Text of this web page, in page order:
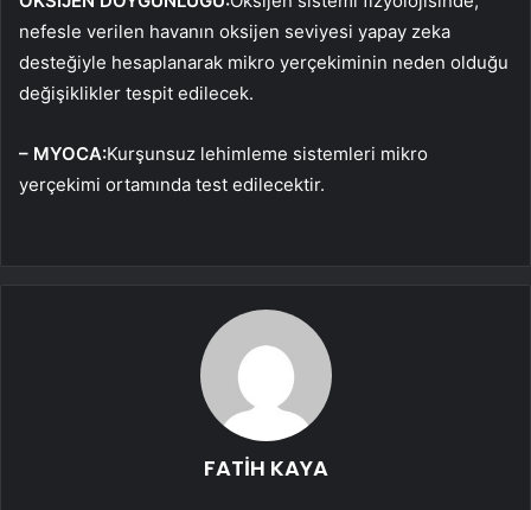
nefesle verilen havanın oksijen seviyesi yapay zeka
desteğiyle hesaplanarak mikro yerçekiminin neden olduğu
değişiklikler tespit edilecek.
– MYOCA:Kurşunsuz lehimleme sistemleri mikro
yerçekimi ortamında test edilecektir.
FATİH KAYA